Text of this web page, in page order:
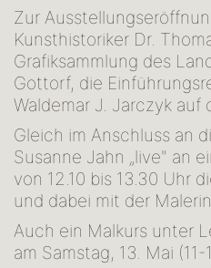
Zur
Kunsthistoriker Dr.
Grafiksammlung des
Gottorf, die
Waldemar J. Jarczyk
Gleich im Anschluss an
Susanne Jahn „live" an
von 12.10 bis 13.30 Uhr
und dabei mit der
Auch ein Malkurs unter
am Samstag, 13. Mai